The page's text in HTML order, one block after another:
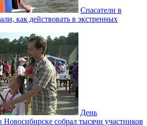
Спасатели в
как действовать в экстренных
День
собрал тысячи участников